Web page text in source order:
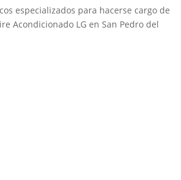
especializados para hacerse cargo de
Acondicionado LG en San Pedro del